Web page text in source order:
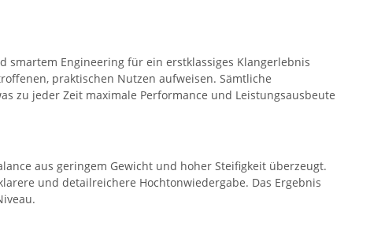
smartem Engineering für ein erstklassiges Klangerlebnis
praktischen Nutzen aufweisen. Sämtliche
zu jeder Zeit maximale Performance und Leistungsausbeute
aus geringem Gewicht und hoher Steifigkeit überzeugt.
und detailreichere Hochtonwiedergabe. Das Ergebnis